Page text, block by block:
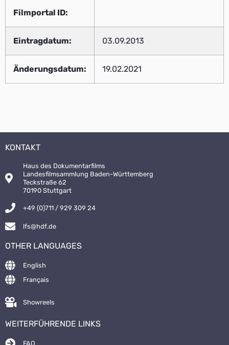
Filmportal ID:
Eintragdatum: 03.09.2013
Änderungsdatum: 19.02.2021
KONTAKT
Haus des Dokumentarfilms
Landesfilmsammlung Baden-Württemberg
Teckstraße 62
70190 Stuttgart
+49 (0)711 / 929 309 24
lfs@hdf.de
OTHER LANGUAGES
English
Français
Showreels
WEITERFÜHRENDE LINKS
FAQ